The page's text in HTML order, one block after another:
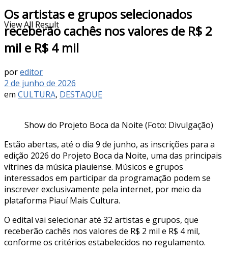
View All Result
Os artistas e grupos selecionados
receberão cachês nos valores de R$ 2
mil e R$ 4 mil
poreditor
2 de junho de 2026
em CULTURA, DESTAQUE
Show do Projeto Boca da Noite (Foto: Divulgação)
Estão abertas, até o dia 9 de junho, as inscrições para a
edição 2026 do Projeto Boca da Noite, uma das principais
vitrines da música piauiense. Músicos e grupos
interessados em participar da programação podem se
inscrever exclusivamente pela internet, por meio da
plataforma Piauí Mais Cultura.
O edital vai selecionar até 32 artistas e grupos, que
receberão cachês nos valores de R$ 2 mil e R$ 4 mil,
conforme os critérios estabelecidos no regulamento.